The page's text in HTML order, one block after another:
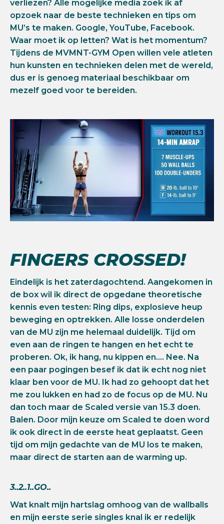
verliezen? Alle mogelijke media zoek ik af
opzoek naar de beste technieken en tips om
MU’s te maken. Google, YouTube, Facebook.
Waar moet ik op letten? Wat is het momentum?
Tijdens de MVMNT-GYM Open willen vele atleten
hun kunsten en technieken delen met de wereld,
dus er is genoeg materiaal beschikbaar om
mezelf goed voor te bereiden.
FINGERS CROSSED!
Eindelijk is het zaterdagochtend. Aangekomen in
de box wil ik direct de opgedane theoretische
kennis even testen: Ring dips, explosieve heup
beweging en optrekken. Alle losse onderdelen
van de MU zijn me helemaal duidelijk. Tijd om
even aan de ringen te hangen en het echt te
proberen. Ok, ik hang, nu kippen en…. Nee. Na
een paar pogingen besef ik dat ik echt nog niet
klaar ben voor de MU. Ik had zo gehoopt dat het
me zou lukken en had zo de focus op de MU. Nu
dan toch maar de Scaled versie van 15.3 doen.
Balen. Door mijn keuze om Scaled te doen word
ik ook direct in de eerste heat geplaatst. Geen
tijd om mijn gedachte van de MU los te maken,
maar direct de starten aan de warming up.
3..2..1..GO..
Wat knalt mijn hartslag omhoog van de wallballs
en mijn eerste serie singles knal ik er redelijk